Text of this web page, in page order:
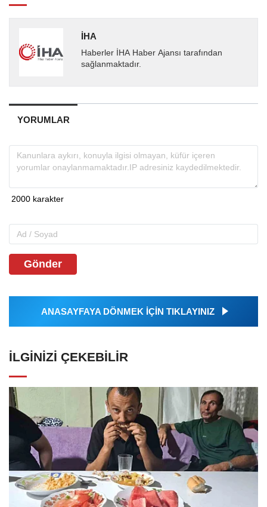
İHA
Haberler İHA Haber Ajansı tarafından
sağlanmaktadır.
YORUMLAR
Gönder
ANASAYFAYA DÖNMEK İÇİN TIKLAYINIZ
İLGINIZI ÇEKEBILIR